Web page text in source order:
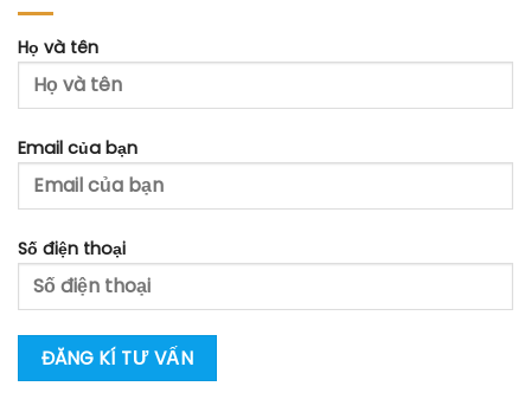
Họ và tên
Email của bạn
Số điện thoại